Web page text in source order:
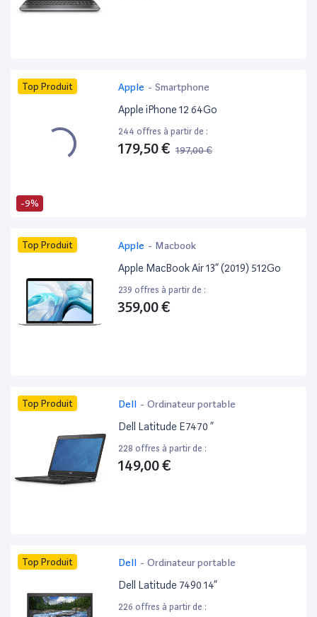
-9%
Top Produit Apple - Smartphone
Apple iPhone 12 64Go
244 offres à partir de :
179,50 € 197,00 €
Top Produit Apple - Macbook
Apple MacBook Air 13” (2019) 512Go
239 offres à partir de :
359,00 €
Top Produit Dell - Ordinateur portable
Dell Latitude E7470 ”
228 offres à partir de :
149,00 €
Top Produit Dell - Ordinateur portable
Dell Latitude 7490 14”
226 offres à partir de :